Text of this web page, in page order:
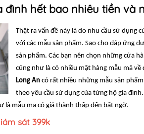
hết bao nhiêu tiền và
Thật ra vấn đề này là do nhu cầu sử dụng
với các mẫu sản phẩm. Sao cho đáp ứng
sản phẩm. Các bạn nên chọn những cửa
cũng như là có nhiều mặt hàng mẫu mã về
Long An có rất nhiều những mẫu sản phẩm
theo yêu cầu sử dụng của từng hộ gia
là mẫu mã có giá thành thấp đến bất ngờ.
sát 399k